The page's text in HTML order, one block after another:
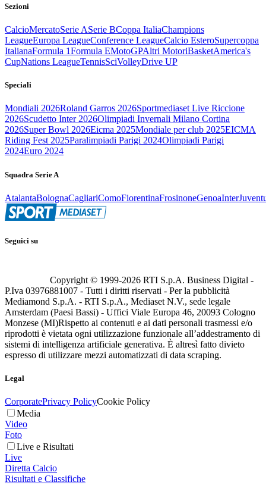
Sezioni
CalcioMercatoSerie ASerie BCoppa ItaliaChampions
LeagueEuropa LeagueConference LeagueCalcio EsteroSupercoppa
ItalianaFormula 1Formula EMotoGPAltri MotoriBasketAmerica's
CupNations LeagueTennisSciVolleyDrive UP
Speciali
Mondiali 2026Roland Garros 2026Sportmediaset Live Riccione
2026Scudetto Inter 2026Olimpiadi Invernali Milano Cortina
2026Super Bowl 2026Eicma 2025Mondiale per club 2025EICMA
Riding Fest 2025Paralimpiadi Parigi 2024Olimpiadi Parigi
2024Euro 2024
Squadra Serie A
AtalantaBolognaCagliariComoFiorentinaFrosinoneGenoaInter
Seguici su
Copyright © 1999-2026 RTI S.p.A. Business Digital -
P.Iva 03976881007 - Tutti i diritti riservati - Per la pubblicità
Mediamond S.p.A. - RTI S.p.A., Mediaset N.V., sede legale
Amsterdam (Paesi Bassi) - Uffici Viale Europa 46, 20093 Cologno
Monzese (MI)Rispetto ai contenuti e ai dati personali trasmessi e/o
riprodotti è vietata ogni utilizzazione funzionale all’addestramento di
sistemi di intelligenza artificiale generativa. È altresì fatto divieto
espresso di utilizzare mezzi automatizzati di data scraping.
Legal
CorporatePrivacy PolicyCookie Policy
Media
Video
Foto
Live e Risultati
Live
Diretta Calcio
Risultati e Classifiche